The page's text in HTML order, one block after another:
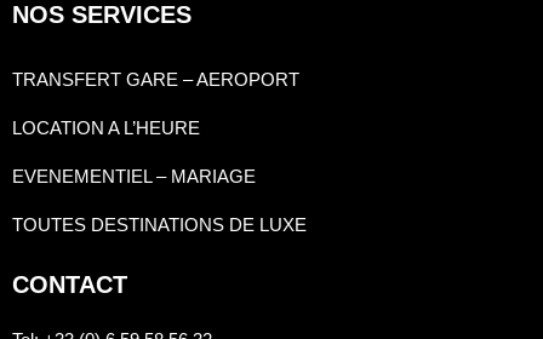
NOS SERVICES
TRANSFERT GARE – AEROPORT
LOCATION A L’HEURE
EVENEMENTIEL – MARIAGE
TOUTES DESTINATIONS DE LUXE
CONTACT